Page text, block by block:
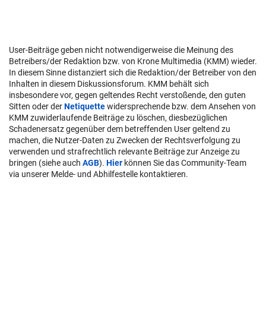
User-Beiträge geben nicht notwendigerweise die Meinung des
Betreibers/der Redaktion bzw. von Krone Multimedia (KMM) wieder.
In diesem Sinne distanziert sich die Redaktion/der Betreiber von den
Inhalten in diesem Diskussionsforum. KMM behält sich
insbesondere vor, gegen geltendes Recht verstoßende, den guten
Sitten oder derNetiquettewidersprechende bzw. dem Ansehen von
KMM zuwiderlaufende Beiträge zu löschen, diesbezüglichen
Schadenersatz gegenüber dem betreffenden User geltend zu
machen, die Nutzer-Daten zu Zwecken der Rechtsverfolgung zu
verwenden und strafrechtlich relevante Beiträge zur Anzeige zu
bringen (siehe auch AGB). Hier können Sie das Community-Team
via unserer Melde- und Abhilfestelle kontaktieren.